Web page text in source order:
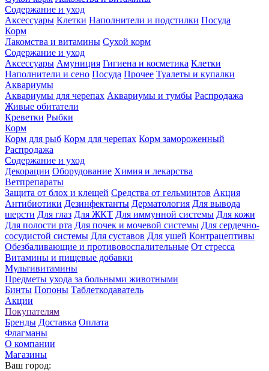
Содержание и уход
Аксессуары Клетки Наполнители и подстилки Посуда
Корм
Лакомства и витамины Сухой корм
Содержание и уход
Аксессуары Амуниция Гигиена и косметика Клетки
Наполнители и сено Посуда Прочее Туалеты и купалки
Аквариумы
Аквариумы для черепах Аквариумы и тумбы Распродажа
Живые обитатели
Креветки Рыбки
Корм
Корм для рыб Корм для черепах Корм замороженный
Распродажа
Содержание и уход
Декорации Оборудование Химия и лекарства
Ветпрепараты
Защита от блох и клещей Средства от гельминтов Акция
Антибиотики Дезинфектанты Дерматология Для вывода
шерсти Для глаз Для ЖКТ Для иммунной системы Для кожи
Для полости рта Для почек и мочевой системы Для сердечно-
сосудистой системы Для суставов Для ушей Контрацептивы
Обезбаливающие и противовоспалительные От стресса
Витамины и пищевые добавки
Мультивитамины
Предметы ухода за больными животными
Бинты Попоны Таблеткодаватель
Акции
Покупателям
Бренды Доставка Оплата
Флагманы
О компании
Магазины
Ваш город: